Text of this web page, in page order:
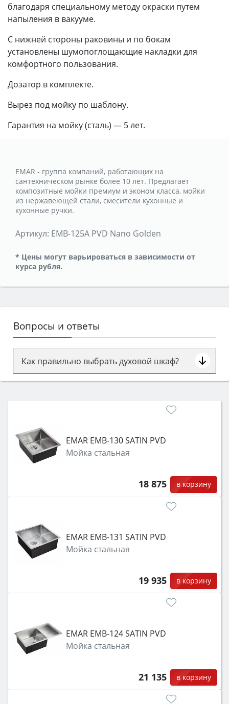
благодаря специальному методу окраски путем
напыления в вакууме.
С нижней стороны раковины и по бокам
установлены шумопоглощающие накладки для
комфортного пользования.
Дозатор в комплекте.
Вырез под мойку по шаблону.
Гарантия на мойку (сталь) — 5 лет.
EMAR - группа компаний, работающих на
сантехническом рынке более 10 лет. Предлагает
композитные мойки премиум и эконом класса, мойки
из нержавеющей стали, смесители кухонные и
кухонные ручки.
Артикул: EMB-125A PVD Nano Golden
* Цены могут варьироваться в зависимости от
курса рубля.
Вопросы и ответы
Как правильно выбрать духовой шкаф?
Сначала определитесь с типом (газовый или
затем смотрите на объём 50–70 л для семьи,
функции (конвекция, гриль, самоочистка,
защита от детей).EMAR EMB-130 SATIN PVD
Мойка стальная
18 875 в корзину
EMAR EMB-131 SATIN PVD
Мойка стальная
19 935 в корзину
EMAR EMB-124 SATIN PVD
Мойка стальная
21 135 в корзину